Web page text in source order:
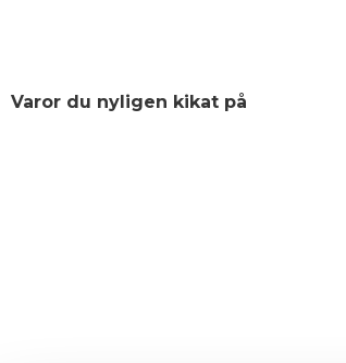
Varor du nyligen kikat på